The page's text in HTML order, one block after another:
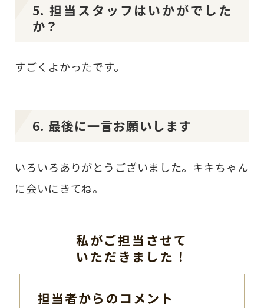
5. 担当スタッフはいかがでした
か？
すごくよかったです。
6. 最後に一言お願いします
いろいろありがとうございました。キキちゃん
に会いにきてね。
私がご担当させて
いただきました！
担当者からのコメント